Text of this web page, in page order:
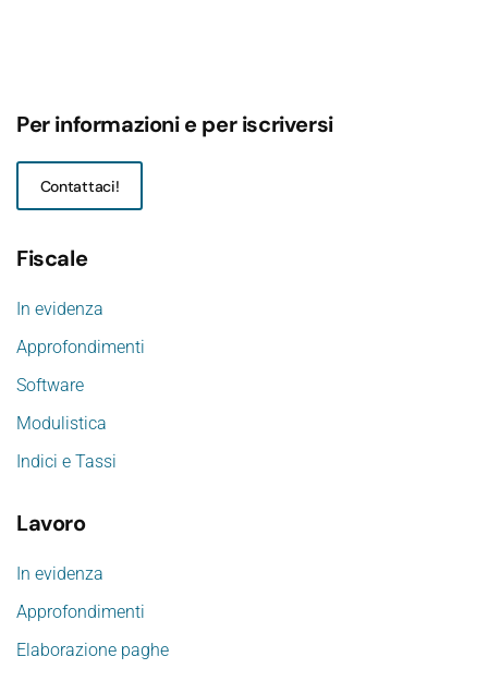
Per informazioni e per iscriversi
Contattaci!
Fiscale
In evidenza
Approfondimenti
Software
Modulistica
Indici e Tassi
Lavoro
In evidenza
Approfondimenti
Elaborazione paghe